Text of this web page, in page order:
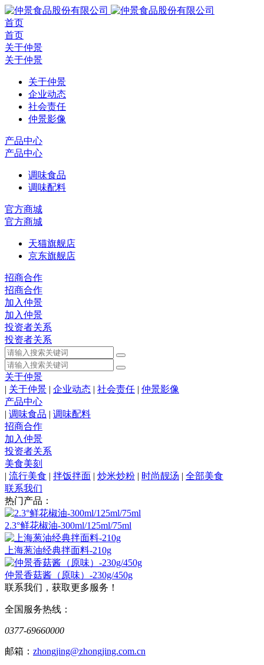
首页
首页
关于仲景
关于仲景
关于仲景
企业动态
社会责任
仲景影像
产品中心
产品中心
调味食品
调味配料
官方商城
官方商城
天猫旗舰店
京东旗舰店
招商合作
招商合作
加入仲景
加入仲景
投资者关系
投资者关系
关于仲景
| 关于仲景 | 企业动态 | 社会责任 | 仲景影像
产品中心
| 调味食品 | 调味配料
招商合作
加入仲景
投资者关系
美食美刻
| 流行美食 | 拌饭拌面 | 炒米炒粉 | 时尚靓汤 | 全部美食
联系我们
热门产品：
2.3°鲜花椒油-300ml/125ml/75ml
上海葱油经典拌面料-210g
仲景香菇酱（原味）-230g/450g
联系我们，获取更多服务！
全国服务热线：
0377-69660000
邮箱： zhongjing@zhongjing.com.cn